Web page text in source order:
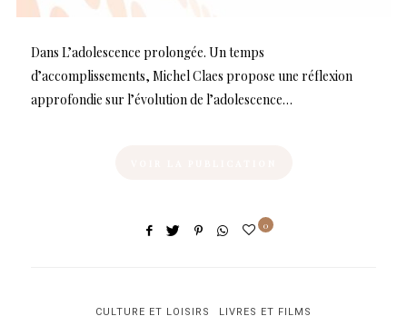
Dans L’adolescence prolongée. Un temps
d’accomplissements, Michel Claes propose une réflexion
approfondie sur l’évolution de l’adolescence…
0
CULTURE ET LOISIRS LIVRES ET FILMS